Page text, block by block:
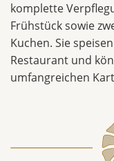
komplette
Frühstück sowie
Kuchen. Sie
Restaurant und
umfangreichen